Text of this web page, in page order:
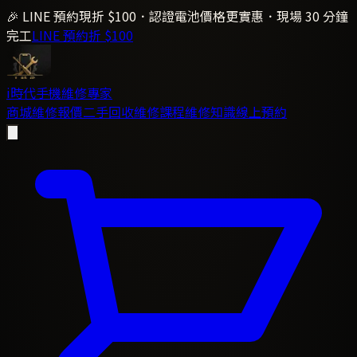
🎉 LINE 預約現折 $100．認證電池價格更實惠．現場 30 分鐘
完工LINE 預約折 $100
i時代手機維修專家
商城維修報價二手回收維修課程維修知識線上預約